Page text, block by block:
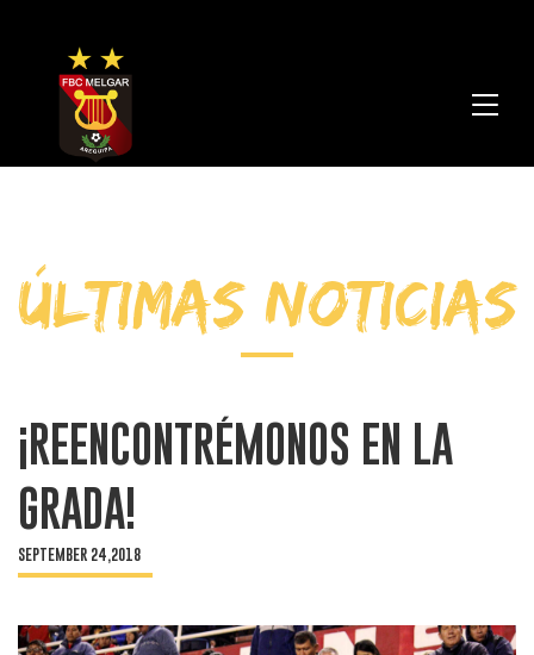
FBC
ÚLTIMAS NOTICIAS
¡REENCONTRÉMONOS EN LA
GRADA!
SEPTEMBER 24,2018